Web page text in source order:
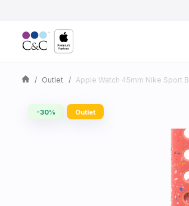
Outlet Apple Watch 45mm Nike Sport
-30% Outlet